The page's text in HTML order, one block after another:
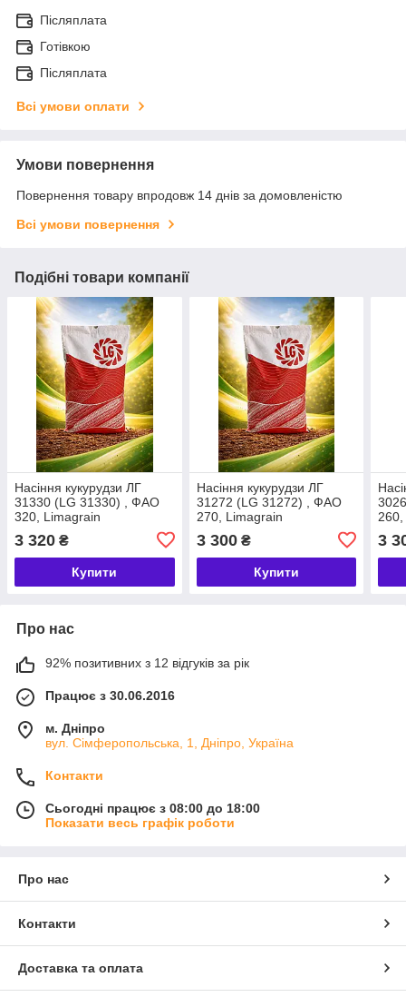
Післяплата
Готівкою
Післяплата
Всі умови оплати
Умови повернення
Повернення товару впродовж 14 днів за домовленістю
Всі умови повернення
Подібні товари компанії
Насіння кукурудзи ЛГ
31330 (LG 31330) , ФАО
320, Limagrain
3 320 ₴
Купити
Насіння кукурудзи ЛГ
31272 (LG 31272) , ФАО
270, Limagrain
3 300₴
Купити
3
Про нас
92% позитивних з 12 відгуків за рік
Працює з 30.06.2016
м. Дніпро
вул. Сімферопольська, 1, Дніпро, Україна
Контакти
Сьогодні працює з 08:00 до 18:00
Показати весь графік роботи
Про нас
Контакти
Доставка та оплата